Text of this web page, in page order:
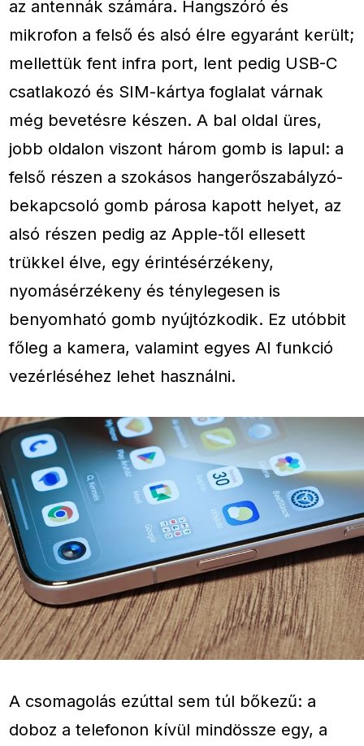
az antennák számára. Hangszóró és
mikrofon a felső és alsó élre egyaránt került;
mellettük fent infra port, lent pedig USB-C
csatlakozó és SIM-kártya foglalat várnak
még bevetésre készen. A bal oldal üres,
jobb oldalon viszont három gomb is lapul: a
felső részen a szokásos hangerőszabályzó-
bekapcsoló gomb párosa kapott helyet, az
alsó részen pedig az Apple-től ellesett
trükkel élve, egy érintésérzékeny,
nyomásérzékeny és ténylegesen is
benyomható gomb nyújtózkodik. Ez utóbbit
főleg a kamera, valamint egyes AI funkció
vezérléséhez lehet használni.
A csomagolás ezúttal sem túl bőkezű: a
doboz a telefonon kívül mindössze egy, a